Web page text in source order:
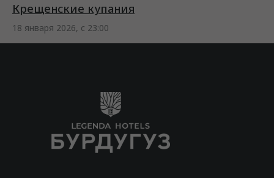
Крещенские купания
18 января 2026, с 23:00